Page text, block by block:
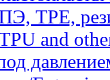
TPE,
and